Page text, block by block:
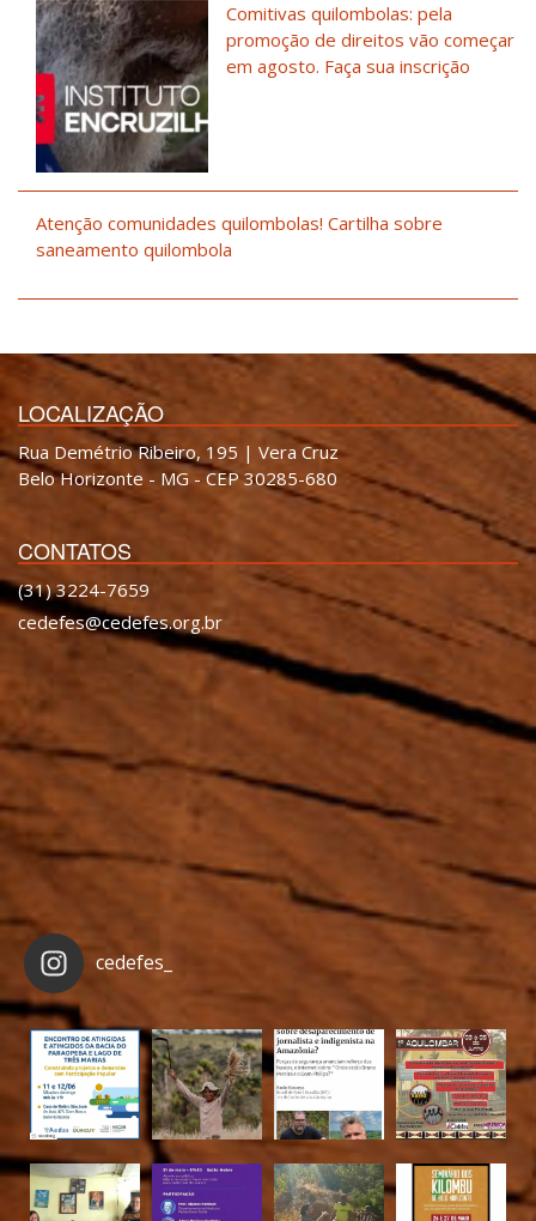
Comitivas quilombolas: pela
promoção de direitos vão começar
em agosto. Faça sua inscrição
Atenção comunidades quilombolas! Cartilha sobre
saneamento quilombola
LOCALIZAÇÃO
Rua Demétrio Ribeiro, 195 | Vera Cruz
Belo Horizonte - MG - CEP 30285-680
CONTATOS
(31) 3224-7659
cedefes@cedefes.org.br
cedefes_